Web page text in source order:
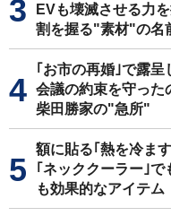
EVも壊滅させる力
割を握る"素材"の名
｢お市の再婚｣で露
会議の約束を守った
柴田勝家の"急所"
額に貼る｢熱を冷ま
｢ネッククーラー｣
も効果的なアイテム